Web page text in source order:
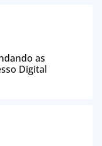
as
Digital